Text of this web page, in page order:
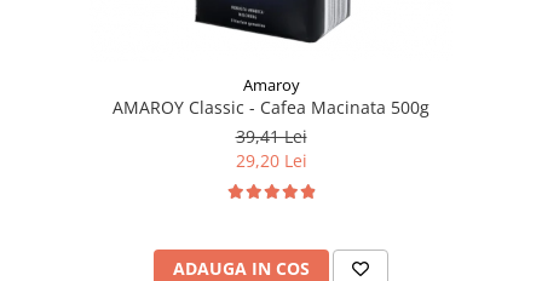
Amaroy
AMAROY Classic - Cafea Macinata 500g
39,41 Lei
29,20 Lei
ADAUGA IN COS